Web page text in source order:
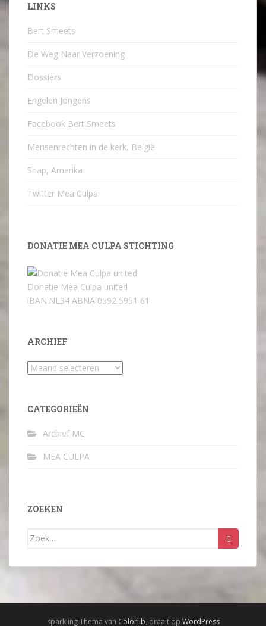
LINKS
Bert Smeets
De Weg Naar Verzoening
Dossiers
Engelen Jongens
Facebook Bert Smeets
Mensenrechten in de kerk, België
Snap, Amerika
Twitter Mea Culpa
DONATIE MEA CULPA STICHTING
Donatie Mea Culpa united
iBAN:NL34 ABNA 0592 5951 61
ARCHIEF
Archief
CATEGORIEËN
Archief MC
MEA CULPA
ZOEKEN
Zoek
sparkling Thema van Colorlib, draait op WordPress